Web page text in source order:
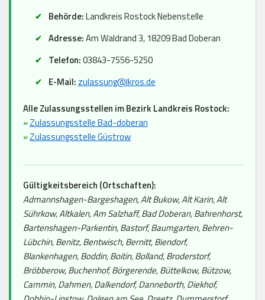
Behörde:Landkreis Rostock Nebenstelle
Adresse:Am Waldrand 3, 18209 Bad Doberan
Telefon:03843-7556-5250
E-Mail: zulassung@lkros.de
Alle Zulassungsstellen im Bezirk Landkreis Rostock:
»Zulassungsstelle Bad-doberan
»Zulassungsstelle Güstrow
Gültigkeitsbereich (Ortschaften):
Admannshagen-Bargeshagen, Alt Bukow, Alt Karin, Alt
Sührkow, Altkalen, Am Salzhaff, Bad Doberan, Bahrenhorst,
Bartenshagen-Parkentin, Bastorf, Baumgarten, Behren-
Lübchin, Benitz, Bentwisch, Bernitt, Biendorf,
Blankenhagen, Boddin, Boitin, Bolland, Broderstorf,
Bröbberow, Buchenhof, Börgerende, Büttelkow, Bützow,
Cammin, Dahmen, Dalkendorf, Danneborth, Diekhof,